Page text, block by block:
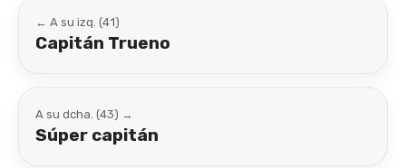
← A su izq. (41)
Capitán Trueno
A su dcha. (43) →
Súper capitán